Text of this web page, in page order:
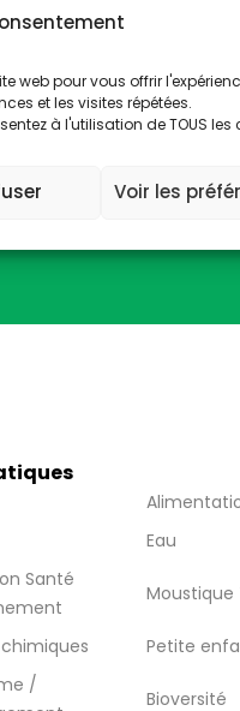
web pour vous offrir
et les visites répétées.
à l'utilisation de TOUS les
Voir les
(ou 05 45 39
Eau
Santé
Moustique
chimiques
Petite
/
Bioversité